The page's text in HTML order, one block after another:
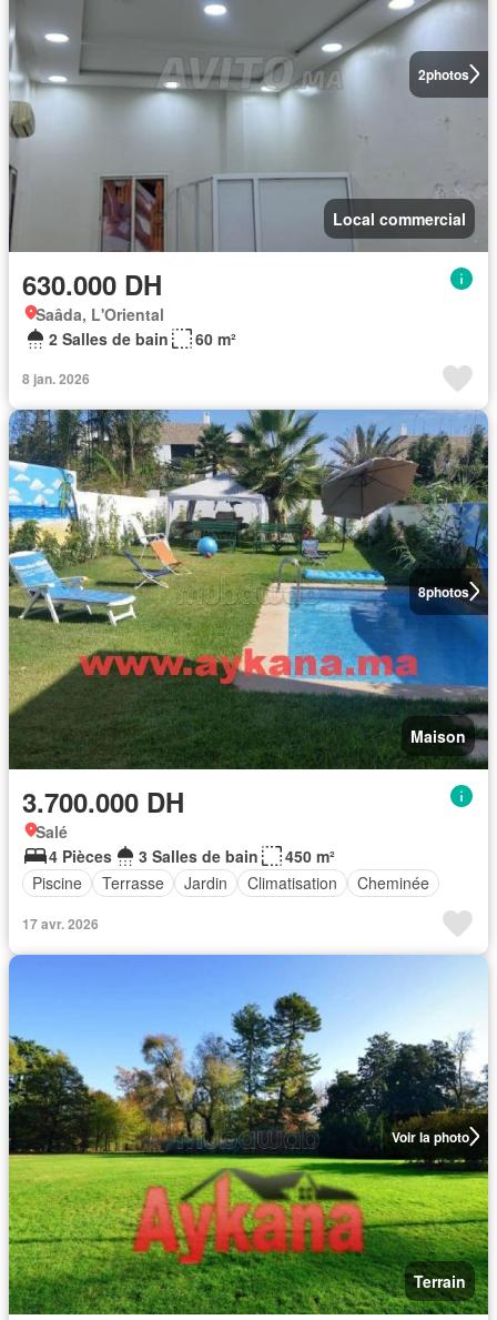
2photos
Local commercial
630.000 DH
Saâda, L'Oriental
2 Salles de bain
60 m²
8 jan. 2026
8photos
Maison
3.700.000 DH
Salé
4 Pièces
3 Salles de bain
450 m²
Piscine
Terrasse Jardin Climatisation Cheminée
17 avr. 2026
Voir la photo
Terrain